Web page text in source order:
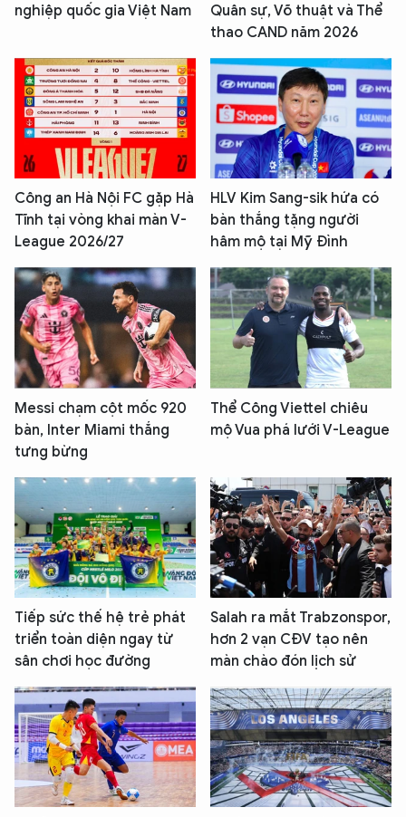
nghiệp quốc gia Việt Nam
Quân sự, Võ thuật và Thể
thao CAND năm 2026
Công an Hà Nội FC gặp Hà
Tĩnh tại vòng khai màn V-
League 2026/27
HLV Kim Sang-sik hứa có
bàn thắng tặng người
hâm mộ tại Mỹ Đình
Messi chạm cột mốc 920
bàn, Inter Miami thắng
tưng bừng
Thể Công Viettel chiêu
mộ Vua phá lưới V-League
Tiếp sức thế hệ trẻ phát
triển toàn diện ngay từ
sân chơi học đường
Salah ra mắt Trabzonspor,
hơn 2 vạn CĐV tạo nên
màn chào đón lịch sử